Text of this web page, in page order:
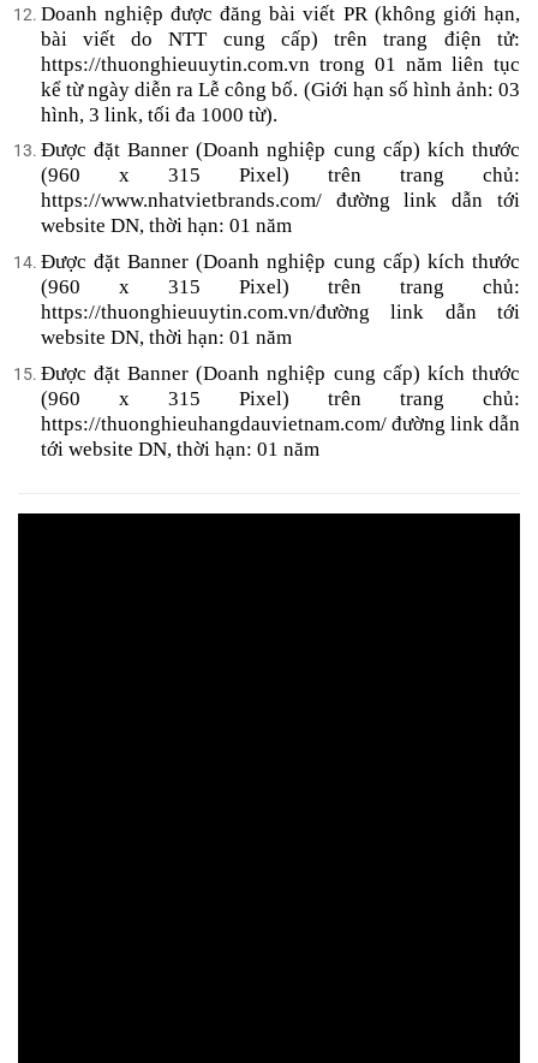
Doanh nghiệp được đăng bài viết PR (không giới hạn,
bài viết do NTT cung cấp) trên trang điện tử:
https://thuonghieuuytin.com.vn trong 01 năm liên tục
kể từ ngày diễn ra Lễ công bố. (Giới hạn số hình ảnh: 03
hình, 3 link, tối đa 1000 từ).
Được đặt Banner (Doanh nghiệp cung cấp) kích thước
(960 x 315 Pixel) trên trang chủ:
https://www.nhatvietbrands.com/ đường link dẫn tới
website DN, thời hạn: 01 năm
Được đặt Banner (Doanh nghiệp cung cấp) kích thước
(960 x 315 Pixel) trên trang chủ:
https://thuonghieuuytin.com.vn/đường link dẫn tới
website DN, thời hạn: 01 năm
Được đặt Banner (Doanh nghiệp cung cấp) kích thước
(960 x 315 Pixel) trên trang chủ:
https://thuonghieuhangdauvietnam.com/ đường link dẫn
tới website DN, thời hạn: 01 năm